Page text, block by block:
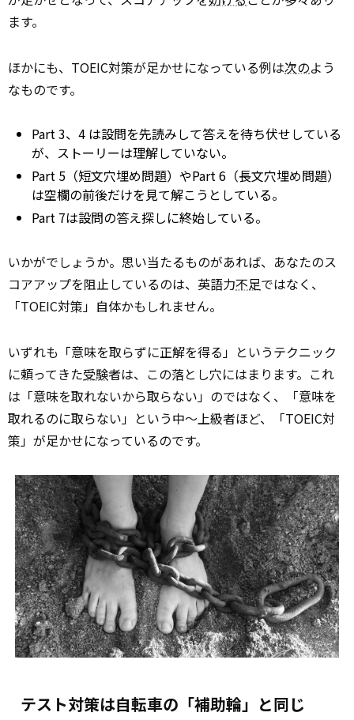
ます。
ほかにも、TOEIC対策が足かせになっている例は次のよう
なものです。
Part 3、4 は設問を先読みして答えを待ち伏せしている
が、ストーリーは理解していない。
Part 5（短文穴埋め問題）やPart 6（長文穴埋め問題）
は空欄の前後だけを見て解こうとしている。
Part 7は設問の答え探しに終始している。
いかがでしょうか。思い当たるものがあれば、あなたのス
コアアップを阻止しているのは、英語力不足ではなく、
「TOEIC対策」自体かもしれません。
いずれも「意味を取らずに正解を得る」というテクニック
に頼ってきた受験者は、この落とし穴にはまります。これ
は「意味を取れないから取らない」のではなく、「意味を
取れるのに取らない」という中～上級者ほど、「TOEIC対
策」が足かせになっているのです。
テスト対策は自転車の「補助輪」と同じ